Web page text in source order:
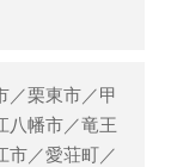
／栗東市／甲
八幡市／竜王
市／愛荘町／